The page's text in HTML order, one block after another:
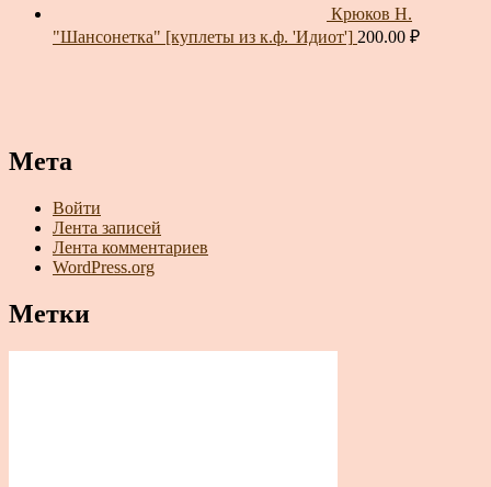
Крюков Н.
"Шансонетка" [куплеты из к.ф. 'Идиот'] 200.00 ₽
Мета
Войти
Лента записей
Лента комментариев
WordPress.org
Метки